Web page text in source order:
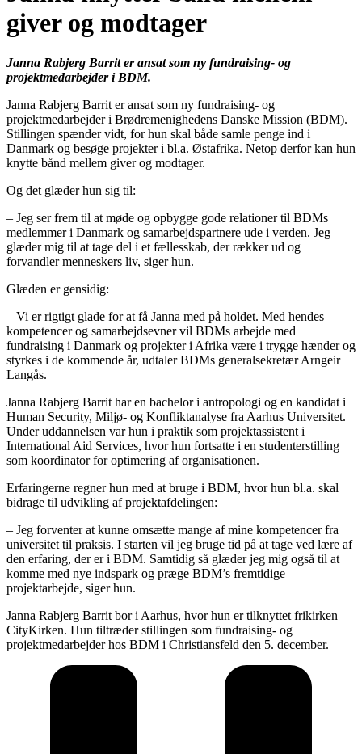
giver og modtager
Janna Rabjerg Barrit er ansat som ny fundraising- og
projektmedarbejder i BDM.
Janna Rabjerg Barrit er ansat som ny fundraising- og
projektmedarbejder i Brødremenighedens Danske Mission (BDM).
Stillingen spænder vidt, for hun skal både samle penge ind i
Danmark og besøge projekter i bl.a. Østafrika. Netop derfor kan hun
knytte bånd mellem giver og modtager.
Og det glæder hun sig til:
– Jeg ser frem til at møde og opbygge gode relationer til BDMs
medlemmer i Danmark og samarbejdspartnere ude i verden. Jeg
glæder mig til at tage del i et fællesskab, der rækker ud og
forvandler menneskers liv, siger hun.
Glæden er gensidig:
– Vi er rigtigt glade for at få Janna med på holdet. Med hendes
kompetencer og samarbejdsevner vil BDMs arbejde med
fundraising i Danmark og projekter i Afrika være i trygge hænder og
styrkes i de kommende år, udtaler BDMs generalsekretær Arngeir
Langås.
Janna Rabjerg Barrit har en bachelor i antropologi og en kandidat i
Human Security, Miljø- og Konfliktanalyse fra Aarhus Universitet.
Under uddannelsen var hun i praktik som projektassistent i
International Aid Services, hvor hun fortsatte i en studenterstilling
som koordinator for optimering af organisationen.
Erfaringerne regner hun med at bruge i BDM, hvor hun bl.a. skal
bidrage til udvikling af projektafdelingen:
– Jeg forventer at kunne omsætte mange af mine kompetencer fra
universitet til praksis. I starten vil jeg bruge tid på at tage ved lære af
den erfaring, der er i BDM. Samtidig så glæder jeg mig også til at
komme med nye indspark og præge BDM’s fremtidige
projektarbejde, siger hun.
Janna Rabjerg Barrit bor i Aarhus, hvor hun er tilknyttet frikirken
CityKirken. Hun tiltræder stillingen som fundraising- og
projektmedarbejder hos BDM i Christiansfeld den 5. december.